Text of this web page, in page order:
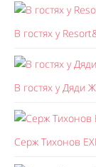
В гостях у
В гостях у Дяди
Серж Тихонов